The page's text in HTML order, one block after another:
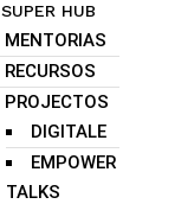
SUPER HUB
MENTORIAS
RECURSOS
PROJECTOS
DIGITALE
EMPOWER
TALKS